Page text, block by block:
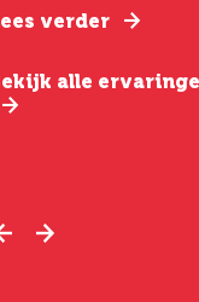
verder
alle